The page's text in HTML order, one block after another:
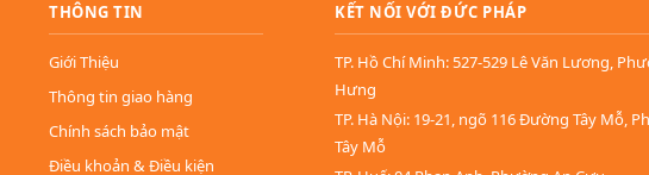
THÔNG TIN
Giới Thiệu
Thông tin giao hàng
Chính sách bảo mật
Điều khoản & Điều kiện
KẾT NỐI VỚI ĐỨC PHÁP
TP. Hồ Chí Minh: 527-529 Lê Văn Lương,
Hưng
TP. Hà Nội: 19-21, ngõ 116 Đường Tây Mỗ,
Tây Mỗ